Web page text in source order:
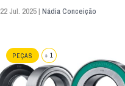
22 Jul. 2025 |Nádia Conceição
PEÇAS + 1